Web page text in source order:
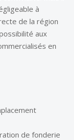
à
de la région
aux
en
de fonderie